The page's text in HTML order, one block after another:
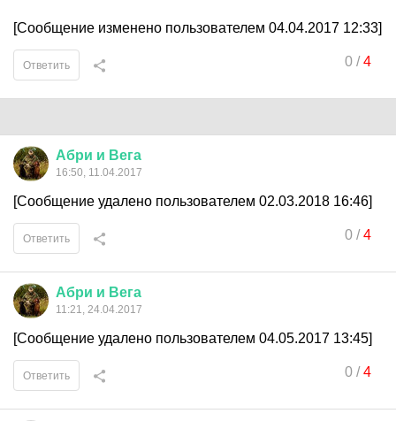
[Сообщение изменено пользователем 04.04.2017 12:33]
0/4
Ответить
Абри и Вега
16:50, 11.04.2017
[Сообщение удалено пользователем 02.03.2018 16:46]
0/4
Ответить
Абри и Вега
11:21, 24.04.2017
[Сообщение удалено пользователем 04.05.2017 13:45]
0/4
Ответить